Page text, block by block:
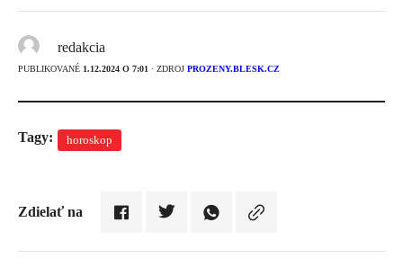
redakcia
PUBLIKOVANÉ 1.12.2024 O 7:01 · ZDROJ PROZENY.BLESK.CZ
Tagy: horoskop
Zdielať na